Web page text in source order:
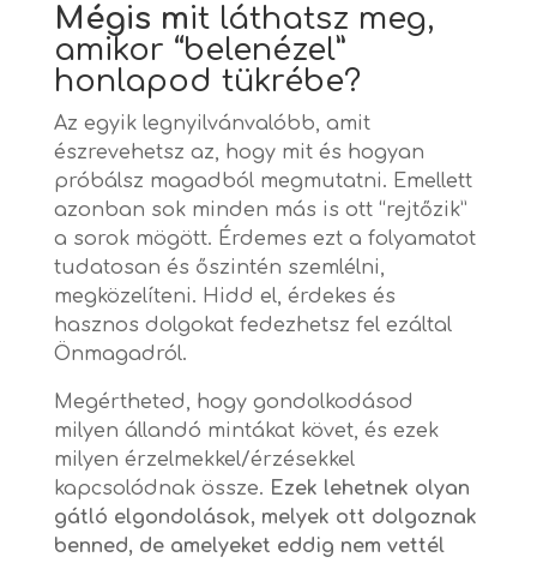
Mégis mit láthatsz meg,
amikor “belenézel”
honlapod tükrébe?
Az egyik legnyilvánvalóbb, amit
észrevehetsz az, hogy mit és hogyan
próbálsz magadból megmutatni. Emellett
azonban sok minden más is ott “rejtőzik”
a sorok mögött. Érdemes ezt a folyamatot
tudatosan és őszintén szemlélni,
megközelíteni. Hidd el, érdekes és
hasznos dolgokat fedezhetsz fel ezáltal
Önmagadról.
Megértheted, hogy gondolkodásod
milyen állandó mintákat követ, és ezek
milyen érzelmekkel/érzésekkel
kapcsolódnak össze. Ezek lehetnek olyan
gátló elgondolások, melyek ott dolgoznak
benned, de amelyeket eddig nem vettél